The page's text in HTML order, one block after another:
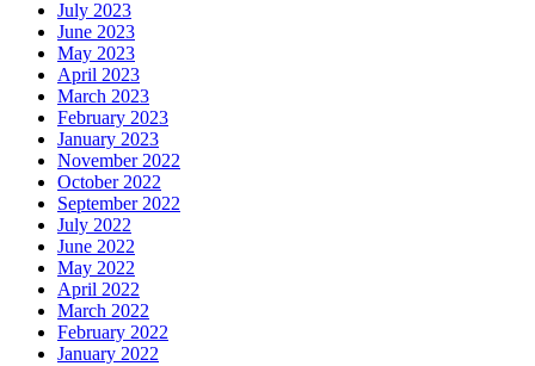
July 2023
June 2023
May 2023
April 2023
March 2023
February 2023
January 2023
November 2022
October 2022
September 2022
July 2022
June 2022
May 2022
April 2022
March 2022
February 2022
January 2022